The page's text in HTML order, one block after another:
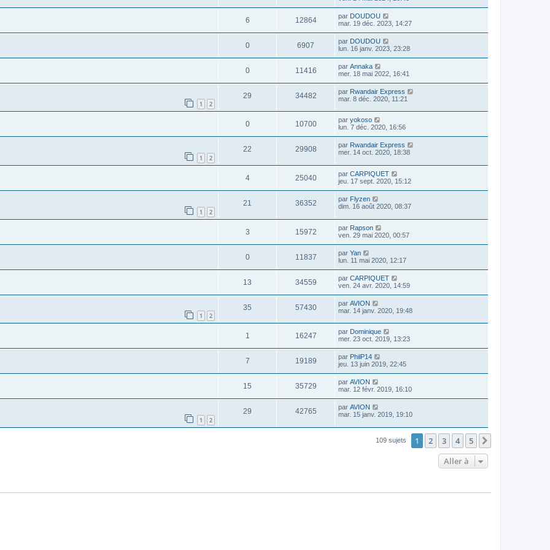
6 12864 par DOUDOU
mar. 19 déc. 2023, 14:27
0 6907 par DOUDOU
lun. 16 janv. 2023, 23:28
0 11416 par Annaka
mer. 18 mai 2022, 16:41
1 2
29 34482 par Rwandair Express
mar. 8 déc. 2020, 11:21
0 10700 par yokoso
lun. 7 déc. 2020, 16:56
1 2
22 29908 par Rwandair Express
mer. 14 oct. 2020, 18:38
4 25040 par CARPIQUET
jeu. 17 sept. 2020, 15:12
1 2
21 36352 par Flyzen
dim. 16 août 2020, 08:37
3 15972 par Rapson
ven. 29 mai 2020, 00:57
0 11837 par Yan
lun. 11 mai 2020, 12:17
13 34559 par CARPIQUET
ven. 24 avr. 2020, 14:59
1 2
35 57430 par AVION
mar. 14 janv. 2020, 19:48
1 16247 par Dominique
mer. 23 oct. 2019, 13:23
7 19189 par PhilP14
jeu. 13 juin 2019, 22:45
15 35729 par AVION
mar. 12 févr. 2019, 16:10
1 2
29 42765 par AVION
mar. 15 janv. 2019, 19:10
109 sujets 1 2 3 4 5
Aller à